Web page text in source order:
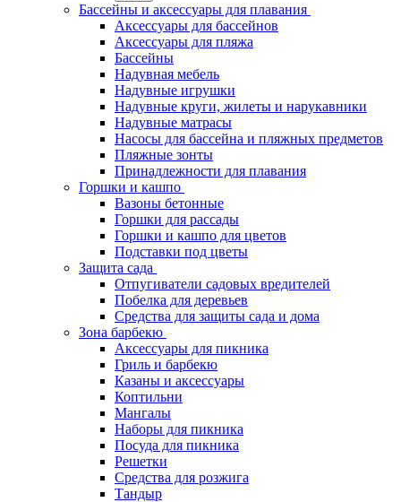
Бассейны и аксессуары для плавания
Аксессуары для бассейнов
Аксессуары для пляжа
Бассейны
Надувная мебель
Надувные игрушки
Надувные круги, жилеты и нарукавники
Надувные матрасы
Насосы для бассейна и пляжных предметов
Пляжные зонты
Принадлежности для плавания
Горшки и кашпо
Вазоны бетонные
Горшки для рассады
Горшки и кашпо для цветов
Подставки под цветы
Защита сада
Отпугиватели садовых вредителей
Побелка для деревьев
Средства для защиты сада и дома
Зона барбекю
Аксессуары для пикника
Гриль и барбекю
Казаны и аксессуары
Коптильни
Мангалы
Наборы для пикника
Посуда для пикника
Решетки
Средства для розжига
Тандыр